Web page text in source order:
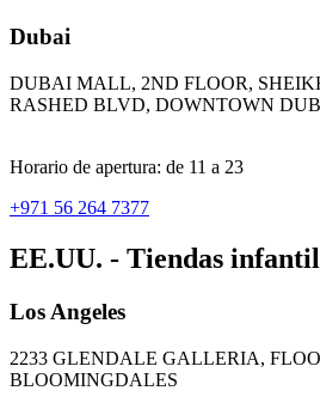
Dubai
DUBAI MALL, 2ND FLOOR,
RASHED BLVD, DOWNTOWN
Horario de apertura: de 11 a 23
+971 56 264 7377
EE.UU. - Tiendas
Los Angeles
2233 GLENDALE GALLERIA,
BLOOMINGDALES